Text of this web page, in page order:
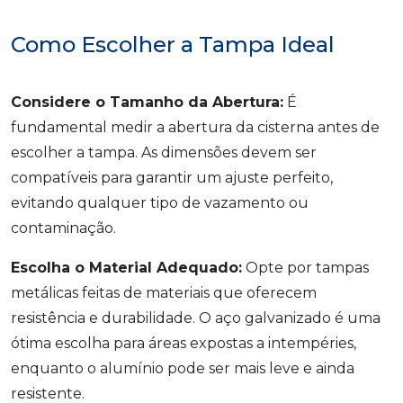
Como Escolher a Tampa Ideal
Considere o Tamanho da Abertura: É
fundamental medir a abertura da cisterna antes de
escolher a tampa. As dimensões devem ser
compatíveis para garantir um ajuste perfeito,
evitando qualquer tipo de vazamento ou
contaminação.
Escolha o Material Adequado: Opte por tampas
metálicas feitas de materiais que oferecem
resistência e durabilidade. O aço galvanizado é uma
ótima escolha para áreas expostas a intempéries,
enquanto o alumínio pode ser mais leve e ainda
resistente.